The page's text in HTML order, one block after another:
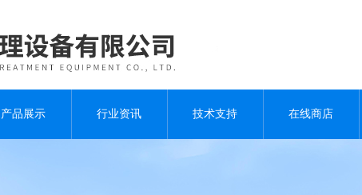
产品展示 行业资讯 技术支持 在线商店